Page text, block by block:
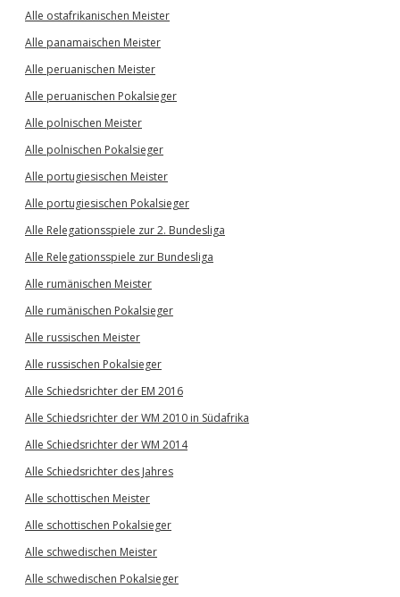
Alle ostafrikanischen Meister
Alle panamaischen Meister
Alle peruanischen Meister
Alle peruanischen Pokalsieger
Alle polnischen Meister
Alle polnischen Pokalsieger
Alle portugiesischen Meister
Alle portugiesischen Pokalsieger
Alle Relegationsspiele zur 2. Bundesliga
Alle Relegationsspiele zur Bundesliga
Alle rumänischen Meister
Alle rumänischen Pokalsieger
Alle russischen Meister
Alle russischen Pokalsieger
Alle Schiedsrichter der EM 2016
Alle Schiedsrichter der WM 2010 in Südafrika
Alle Schiedsrichter der WM 2014
Alle Schiedsrichter des Jahres
Alle schottischen Meister
Alle schottischen Pokalsieger
Alle schwedischen Meister
Alle schwedischen Pokalsieger